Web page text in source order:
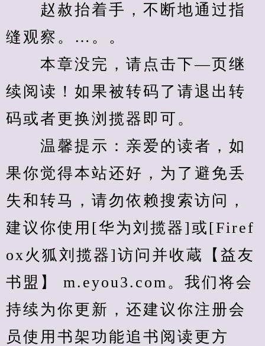
赵赦抬着手，不断地通过指
缝观察。…。。
本章没完，请点击下—页继
续阅读！如果被转码了请退出转
码或者更换浏揽器即可。
温馨提示：亲爱的读者，如
果你觉得本站还好，为了避免丢
失和转马，请勿依赖搜索访问，
建议你使用[华为刘揽器]或[Firef
ox火狐刘揽器]访问并收蔵【益友
书盟】 m.eyou3.com。我们将会
持续为你更新，还建议你注册会
员使用书架功能追书阅读更方